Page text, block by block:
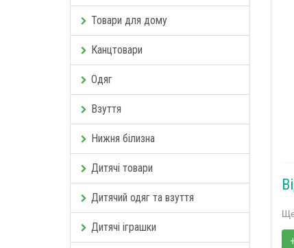
Товари для дому
Канцтовари
Одяг
Взуття
Нижня білизна
Дитячі товари
Дитячий одяг та взуття
Дитячі іграшки